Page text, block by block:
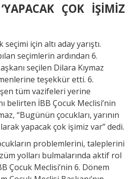
ÇOK İŞİMİZ
için altı aday yarıştı.
seçimlerin ardından 6.
seçilen Dilara Kıymaz
teşekkür etti. 6.
tüm vazifeleri yerine
belirten İBB Çocuk Meclisi’nin
“Bugünün çocukları, yarının
yapacak çok işimiz var” dedi.
problemlerini, taleplerini
yolları bulmalarında aktif rol
Çocuk Meclisi’nin 6. Dönem